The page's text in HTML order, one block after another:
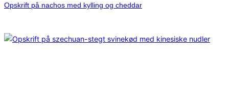
Opskrift på nachos med kylling og cheddar